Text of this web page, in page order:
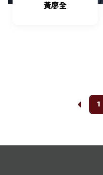
黃廖全
1